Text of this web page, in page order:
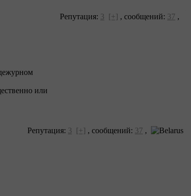
Репутация: 3 [+] , сообщений: 37 ,
или
Репутация: 3 [+] , сообщений: 37 ,